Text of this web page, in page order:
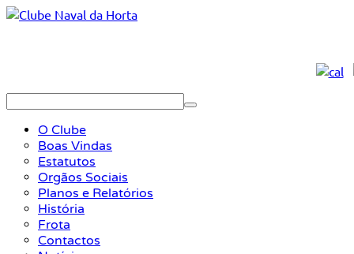
O Clube
Boas Vindas
Estatutos
Orgãos Sociais
Planos e Relatórios
História
Frota
Contactos